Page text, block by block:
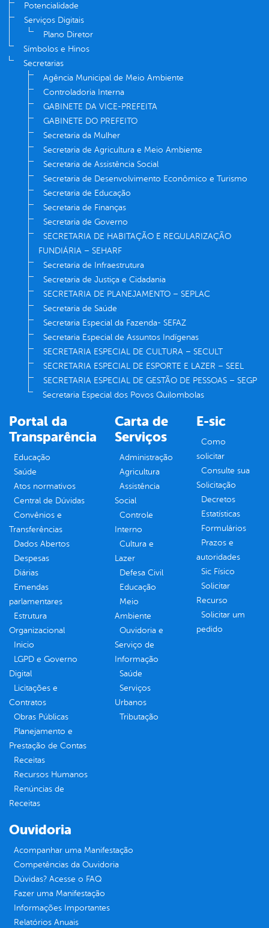
Potencialidade
Serviços Digitais
Plano Diretor
Símbolos e Hinos
Secretarias
Agência Municipal de Meio Ambiente
Controladoria Interna
GABINETE DA VICE-PREFEITA
GABINETE DO PREFEITO
Secretaria da Mulher
Secretaria de Agricultura e Meio Ambiente
Secretaria de Assistência Social
Secretaria de Desenvolvimento Econômico e Turismo
Secretaria de Educação
Secretaria de Finanças
Secretaria de Governo
SECRETARIA DE HABITAÇÃO E REGULARIZAÇÃO
FUNDIÁRIA – SEHARF
Secretaria de Infraestrutura
Secretaria de Justiça e Cidadania
SECRETARIA DE PLANEJAMENTO – SEPLAC
Secretaria de Saúde
Secretaria Especial da Fazenda- SEFAZ
Secretaria Especial de Assuntos Indígenas
SECRETARIA ESPECIAL DE CULTURA – SECULT
SECRETARIA ESPECIAL DE ESPORTE E LAZER – SEEL
SECRETARIA ESPECIAL DE GESTÃO DE PESSOAS – SEGP
Secretaria Especial dos Povos Quilombolas
Portal da
Transparência
Educação
Saúde
Atos normativos
Central de Dúvidas
Convênios e
Transferências
Dados Abertos
Despesas
Diárias
Emendas
parlamentares
Estrutura
Organizacional
Inicio
LGPD e Governo
Digital
Licitações e
Contratos
Obras Públicas
Planejamento e
Prestação de Contas
Receitas
Recursos Humanos
Renúncias de
Receitas
Carta de
Serviços
Administração
Agricultura
Assistência
Social
Controle
Interno
Cultura e
Lazer
Defesa Civil
Educação
Meio
Ambiente
Ouvidoria e
Serviço de
Informação
Saúde
Serviços
Urbanos
Tributação
E-sic
Como
solicitar
Consulte sua
Solicitação
Decretos
Estatísticas
Formulários
Prazos e
autoridades
Sic Físico
Solicitar
Recurso
Solicitar um
pedido
Ouvidoria
Acompanhar uma Manifestação
Competências da Ouvidoria
Dúvidas? Acesse o FAQ
Fazer uma Manifestação
Informações Importantes
Relatórios Anuais